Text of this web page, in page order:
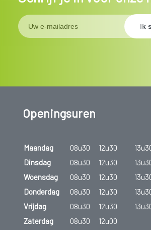
Openingsuren
Maandag 08u30 12u30
Dinsdag
08u30 12u30
Woensdag
08u30 12u30
Donderdag
08u30 12u30
Vrijdag
08u30 12u30
Zaterdag
08u30
12u00